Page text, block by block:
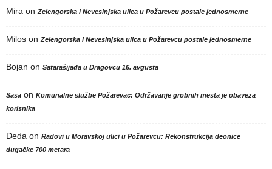
Mira on Zelengorska i Nevesinjska ulica u Požarevcu postale jednosmerne
Milos on Zelengorska i Nevesinjska ulica u Požarevcu postale jednosmerne
Bojan on Satarašijada u Dragovcu 16. avgusta
Sasa on Komunalne službe Požarevac: Održavanje grobnih mesta je obaveza
korisnika
Deda on Radovi u Moravskoj ulici u Požarevcu: Rekonstrukcija deonice
dugačke 700 metara